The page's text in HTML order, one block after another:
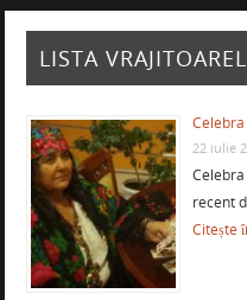
LISTA
22 iulie
recent
Citește